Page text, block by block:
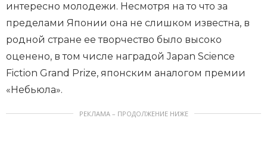
интересно молодежи. Несмотря на то что за
пределами Японии она не слишком известна, в
родной стране ее творчество было высоко
оценено, в том числе наградой Japan Science
Fiction Grand Prize, японским аналогом премии
«Небьюла».
РЕКЛАМА – ПРОДОЛЖЕНИЕ НИЖЕ